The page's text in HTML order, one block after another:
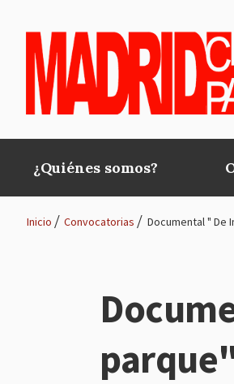
Main
navigation
¿Quiénes somos?
Inicio Convocatorias Documental " De